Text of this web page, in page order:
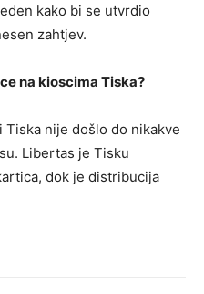
kako bi se utvrdio
zahtjev.
na kioscima Tiska?
nije došlo do nikakve
Libertas je Tisku
dok je distribucija